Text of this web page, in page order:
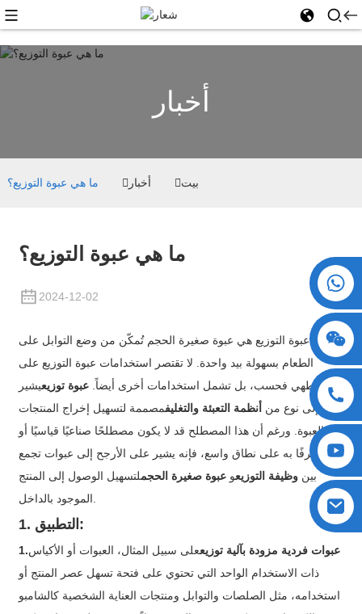
أخبار
بيت أخبار ما هي عبوة التوزيع؟
ما هي عبوة التوزيع؟
2024-12-02
عبوة التوزيع هي عبوة صغيرة الحجم تُمكّن من وضع التوابل على
الطعام بسهولة بيد واحدة. لا تقتصر استخدامات عبوة التوزيع على
الطهي فحسب، بل تشمل استخدامات أخرى أيضاً.عبوة توزيعيشير
عادةً إلى نوع من أنظمة التعبئة والتغليفمصممة لتسهيل إخراج المنتجات
من العبوة. ورغم أن هذا المصطلح قد لا يكون مصطلحًا صناعيًا قياسيًا أو
معترفًا به على نطاق واسع، فإنه يشير على الأرجح إلى عبوات تجمع
بينوظيفة التوزيعوعبوة صغيرة الحجملتسهيل الوصول إلى المنتج
الموجود بالداخل.
1. التطبيق:
1. عبوات فردية مزودة بآلية توزيععلى سبيل المثال، العبوات أو الأكياس
ذات الاستخدام الواحد التي تحتوي على فتحة تسهل عصر المنتج أو
استخدامه، مثل الصلصات والتوابل ومنتجات العناية الشخصية كالشامبو